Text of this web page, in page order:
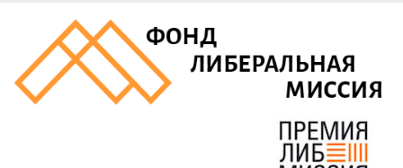
content